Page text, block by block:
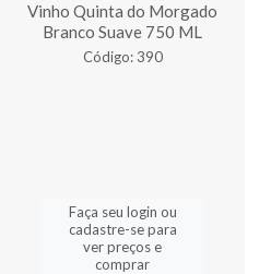
Vinho Quinta do Morgado
Branco Suave 750 ML
Código: 390
Faça seu login ou
cadastre-se para
ver preços e
comprar